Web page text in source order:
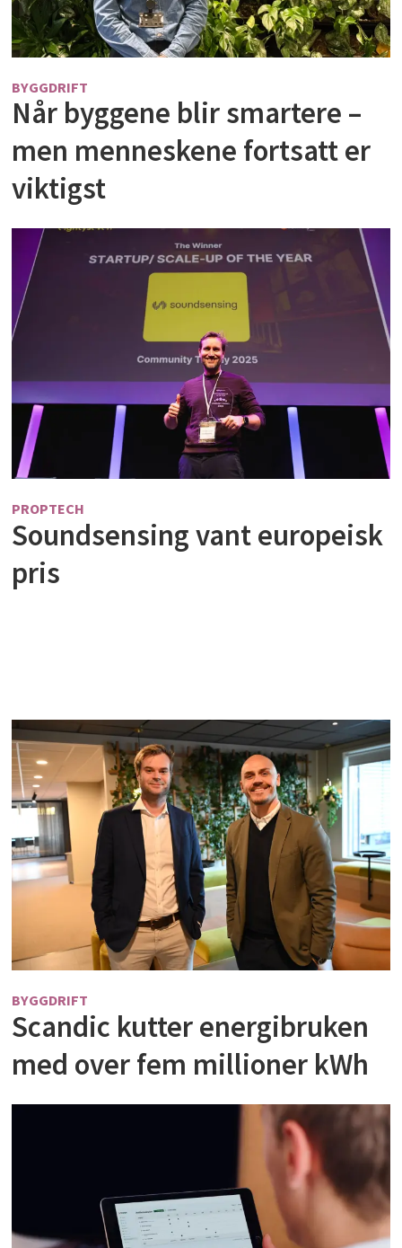
BYGGDRIFT
Når byggene blir smartere –
men menneskene fortsatt er
viktigst
PROPTECH
Soundsensing vant europeisk
pris
BYGGDRIFT
Scandic kutter energibruken
med over fem millioner kWh